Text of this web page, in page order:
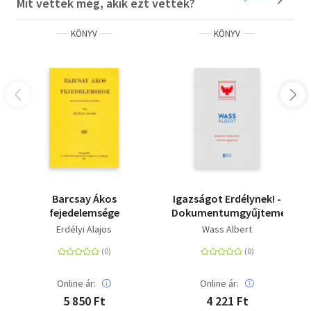
KÖNYV
Barcsay Ákos
fejedelemsége
Erdélyi Alajos
Online ár:
5 850 Ft
KÖNYV
Igazságot Erdélynek! -
Dokumentumgyűjtemény
Wass Albert
Online ár:
4 221 Ft